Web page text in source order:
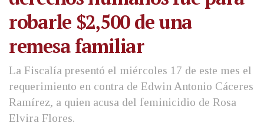
robarle $2,500 de una
remesa familiar
La Fiscalía presentó el miércoles 17 de este mes el
requerimiento en contra de Edwin Antonio Cáceres
Ramírez, a quien acusa del feminicidio de Rosa
Elvira Flores.